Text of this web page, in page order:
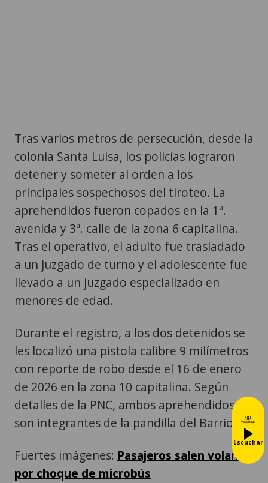
Tras varios metros de persecución, desde la
colonia Santa Luisa, los policías lograron
detener y someter al orden a los
principales sospechosos del tiroteo. La
aprehendidos fueron copados en la 1ª.
avenida y 3ª. calle de la zona 6 capitalina.
Tras el operativo, el adulto fue trasladado
a un juzgado de turno y el adolescente fue
llevado a un juzgado especializado en
menores de edad.
Durante el registro, a los dos detenidos se
les localizó una pistola calibre 9 milímetros
con reporte de robo desde el 16 de enero
de 2026 en la zona 10 capitalina. Según
detalles de la PNC, ambos aprehendidos
son integrantes de la pandilla del Barrio 18.
Fuertes imágenes: Pasajeros salen volando
por choque de microbús
Escuchar